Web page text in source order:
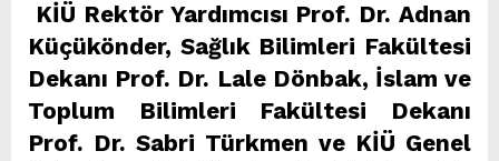
KİÜ Rektör Yardımcısı Prof. Dr. Adnan
Küçükönder, Sağlık Bilimleri Fakültesi
Dekanı Prof. Dr. Lale Dönbak, İslam ve
Toplum Bilimleri Fakültesi Dekanı
Prof. Dr. Sabri Türkmen ve KİÜ Genel